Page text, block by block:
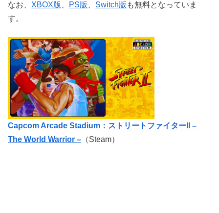
なお、 XBOX版 PS版 Switch版 も無料となっていま
す。
Capcom Arcade Stadium：ストリートファイターII –
The World Warrior – （Steam）